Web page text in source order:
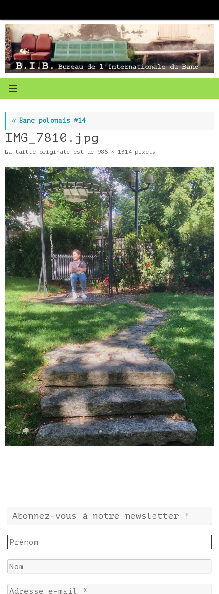
contenu
«Banc polonais #14
IMG_7810.jpg
La taille originale est de 986 × 1314pixels
Abonnez-vous à notre newsletter !